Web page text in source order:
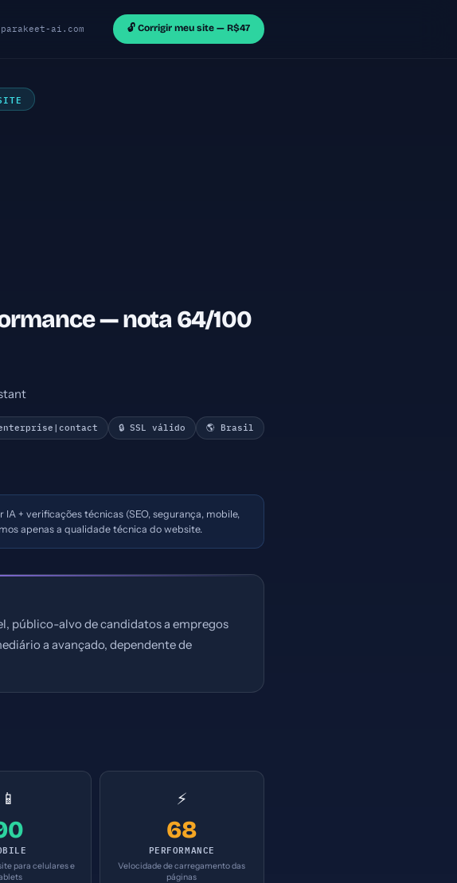
ai.com 🔓 Corrigir meu site — R$47
— nota 64/100
🔒 SSL válido 🌎 Brasil
IA + verificações técnicas (SEO, segurança, mobile,
apenas a qualidade técnica do website.
público-alvo de candidatos a empregos
a avançado, dependente de
📱
para celulares e
⚡
68
PERFORMANCE
Velocidade de carregamento das
páginas